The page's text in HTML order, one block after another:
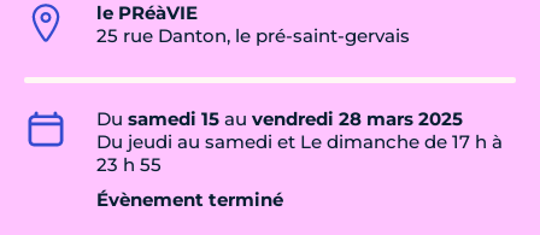
le PRéàVIE
25 rue Danton, le pré-saint-gervais
Du samedi 15 au vendredi 28 mars 2025
Du jeudi au samedi et Le dimanche de 17 h à
23 h 55
Évènement terminé